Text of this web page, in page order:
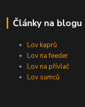
Články na blogu
Lov kaprů
Lov na feeder
Lov na přívlač
Lov sumců